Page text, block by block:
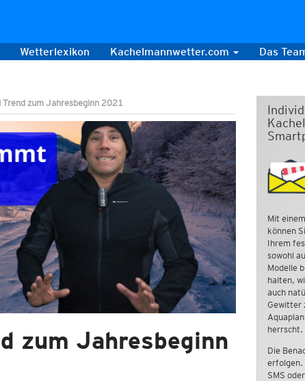
Wetterlexikon Kachelmannwetter.com Das
zum Jahresbeginn 2021
zum Jahresbeginn
Mit
können
Ihrem
sowohl
Modelle
halten,
auch
Gewitter
herrscht.
Die
erfolgen.
SMS